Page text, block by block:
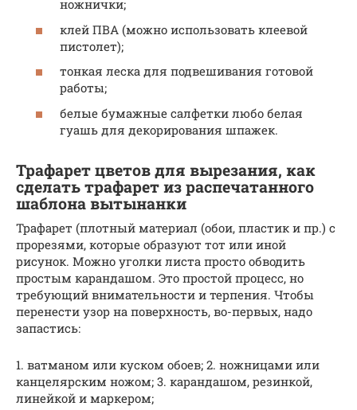
ножнички;
клей ПВА (можно использовать клеевой
пистолет);
тонкая леска для подвешивания готовой
работы;
белые бумажные салфетки любо белая
гуашь для декорирования шпажек.
Трафарет цветов для вырезания, как
сделать трафарет из распечатанного
шаблона вытынанки
Трафарет (плотный материал (обои, пластик и пр.) с
прорезями, которые образуют тот или иной
рисунок. Можно уголки листа просто обводить
простым карандашом. Это простой процесс, но
требующий внимательности и терпения. Чтобы
перенести узор на поверхность, во-первых, надо
запастись:
1. ватманом или куском обоев; 2. ножницами или
канцелярским ножом; 3. карандашом, резинкой,
линейкой и маркером;